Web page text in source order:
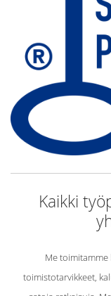
Kaikki
Me toimitamme
toimistotarvikkeet,